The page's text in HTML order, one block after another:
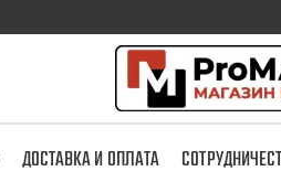
ДОСТАВКА И ОПЛАТА